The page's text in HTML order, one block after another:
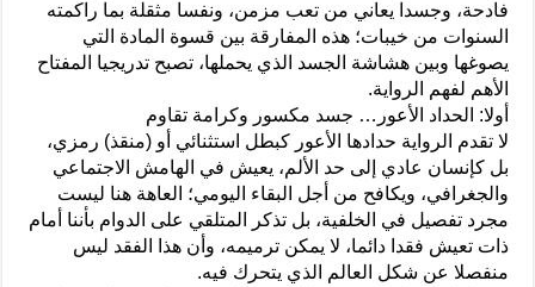
فادحة، وجسدا يعاني من تعب مزمن، ونفسا مثقلة بما راكمته
السنوات من خيبات؛ هذه المفارقة بين قسوة المادة التي
يصوغها وبين هشاشة الجسد الذي يحملها، تصبح تدريجيا المفتاح
الأهم لفهم الرواية.
أولا: الحداد الأعور… جسد مكسور وكرامة تقاوم
لا تقدم الرواية حدادها الأعور كبطل استثنائي أو (منقذ) رمزي،
بل كإنسان عادي إلى حد الألم، يعيش في الهامش الاجتماعي
والجغرافي، ويكافح من أجل البقاء اليومي؛ العاهة هنا ليست
مجرد تفصيل في الخلفية، بل تذكر المتلقي على الدوام بأننا أمام
ذات تعيش فقدا دائما، لا يمكن ترميمه، وأن هذا الفقد ليس
منفصلا عن شكل العالم الذي يتحرك فيه.